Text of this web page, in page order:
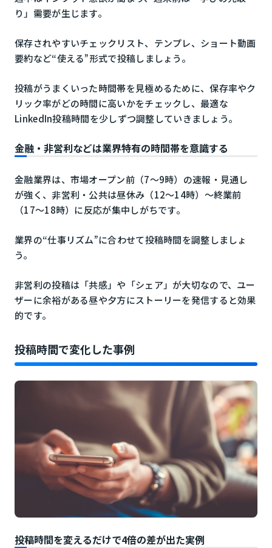
り」需要が生じます。
保存されやすいチェックリスト、テンプレ、ショート動画
要約など“使える”形式で投稿しましょう。
投稿がうまくいった時間帯を見極めるために、保存率やク
リック率がどの時間に高いかをチェックし、最適な
LinkedIn投稿時間を少しずつ調整していきましょう。
金融・非営利などは業界特有の時間帯を意識する
金融業界は、市場オープン前（7〜9時）の速報・見通し
が強く、非営利・公共は昼休み（12〜14時）〜終業前
（17〜18時）に反応が集中しがちです。
業界の“仕事リズム”に合わせて投稿時間を調整しましょ
う。
非営利の投稿は「共感」や「シェア」が大切なので、ユー
ザーに余裕がある昼や夕方にストーリーを発信すると効果
的です。
投稿時間で変化した事例
投稿時間を変えるだけで4倍の差が出た実例